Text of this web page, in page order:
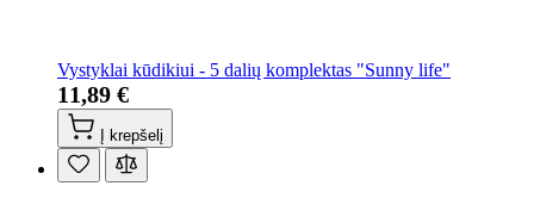
Vystyklai kūdikiui - 5 dalių komplektas "Sunny life"
11,89 €
Į krepšelį